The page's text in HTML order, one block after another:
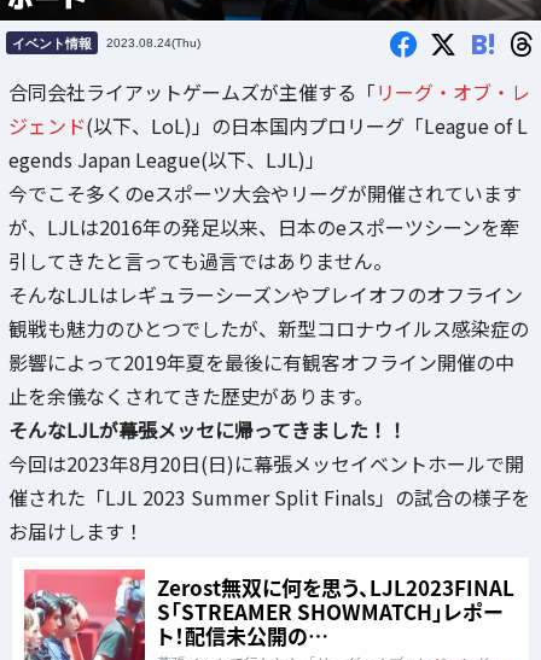
イベント情報 2023.08.24(Thu) B!
合同会社ライアットゲームズが主催する「リーグ・オブ・レ
ジェンド(以下、LoL)」の日本国内プロリーグ「League of L
egends Japan League(以下、LJL)」
今でこそ多くのeスポーツ大会やリーグが開催されています
が、LJLは2016年の発足以来、日本のeスポーツシーンを牽
引してきたと言っても過言ではありません。
そんなLJLはレギュラーシーズンやプレイオフのオフライン
観戦も魅力のひとつでしたが、新型コロナウイルス感染症の
影響によって2019年夏を最後に有観客オフライン開催の中
止を余儀なくされてきた歴史があります。
そんなLJLが幕張メッセに帰ってきました！！
今回は2023年8月20日(日)に幕張メッセイベントホールで開
催された「LJL 2023 Summer Split Finals」の試合の様子を
お届けします！